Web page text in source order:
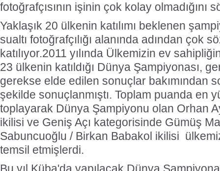
fotoğrafçısının işinin çok kolay olmadığını
Yaklaşık 20 ülkenin katılımı beklenen
sualtı fotoğrafçılığı alanında adından çok
katılıyor.2011 yılında Ülkemizin ev
23 ülkenin katıldığı Dünya Şampiyonası,
gerekse elde edilen sonuçlar bakımından
şekilde sonuçlanmıştı. Toplam puanda en
toplayarak Dünya Şampiyonu olan Orhan
ikilisi ve Geniş Açı kategorisinde Gümüş
Sabuncuoğlu / Birkan Babakol ikilisi
temsil etmişlerdi.